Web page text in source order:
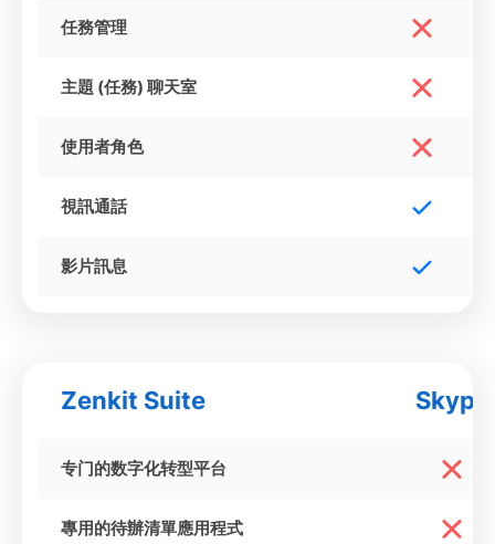
任務管理
主題 (任務) 聊天室
使用者角色
視訊通話
影片訊息
Zenkit Suite Skype
专门的数字化转型平台
專用的待辦清單應用程式